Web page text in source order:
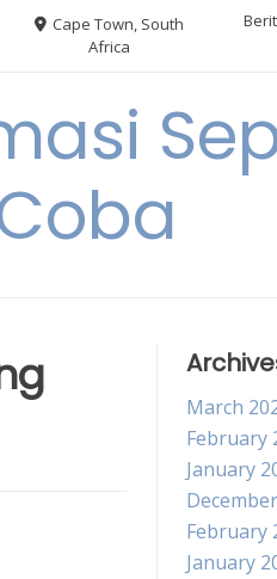
Cape Town, South
Africa
March
February
January
February
January